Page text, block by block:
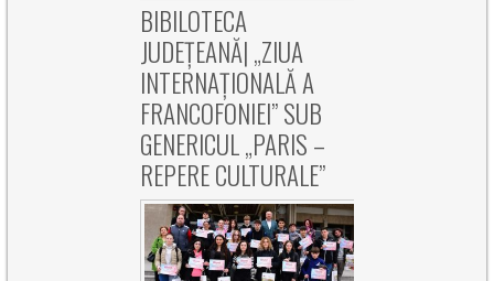
BIBILOTECA
JUDEȚEANĂ| „ZIUA
INTERNAȚIONALĂ A
FRANCOFONIEI” SUB
GENERICUL „PARIS –
REPERE CULTURALE”